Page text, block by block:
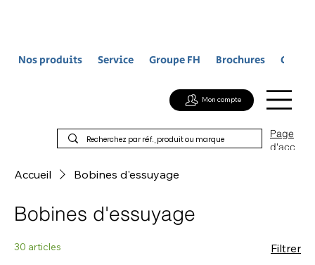
Page
d'acc
Mon compte
Nos produits Service Groupe FH Brochures
Accueil Bobines d'essuyage
Bobines d'essuyage
30 articles Filtrer